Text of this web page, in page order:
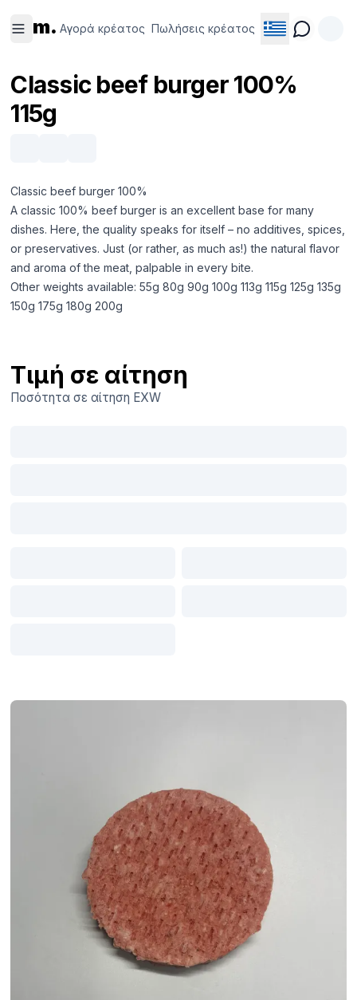
m. Αγορά κρέατος Πωλήσεις κρέατος
κρέατος κρέατος
Classic beef burger 100%
115g
Classic beef burger 100%
A classic 100% beef burger is an excellent base for many
dishes. Here, the quality speaks for itself – no additives, spices,
or preservatives. Just (or rather, as much as!) the natural flavor
and aroma of the meat, palpable in every bite.
Other weights available: 55g 80g 90g 100g 113g 115g 125g 135g
150g 175g 180g 200g
Τιμή σε αίτηση
Ποσότητα σε αίτηση EXW